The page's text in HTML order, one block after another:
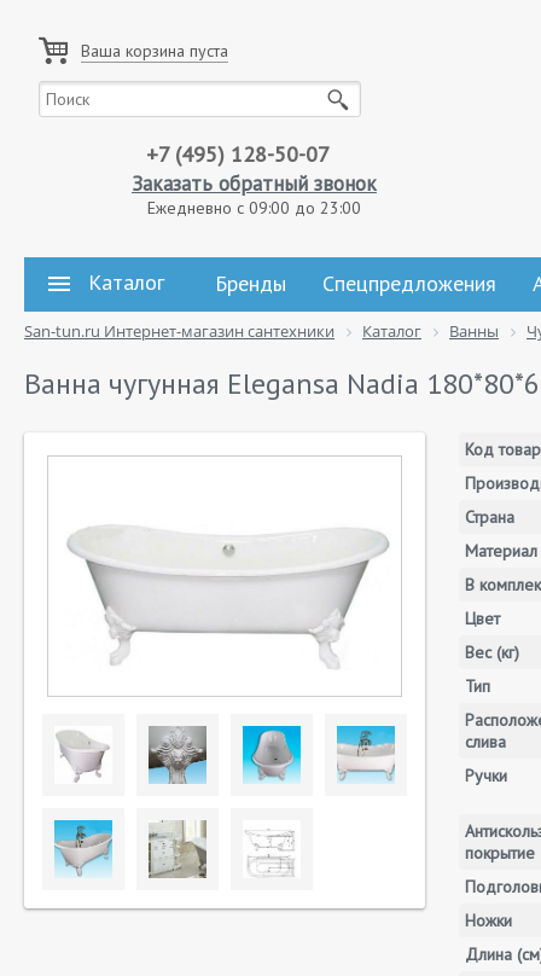
Ваша корзина пуста
+7 (495) 128-50-07
Заказать обратный звонок
Ежедневно с 09:00 до 23:00
Каталог Бренды Спецпредложения
San-tun.ru Интернет-магазин сантехники Каталог Ванны
Ванна чугунная Elegansa Nadia
Код
Страна
Материал
В
Цвет
Вес (кг)
Тип
слива
Ручки
покрытие
Ножки
Длина